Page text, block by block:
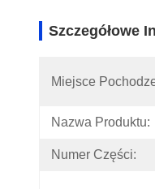
Szczegółowe
Miejsce
Nazwa Produktu:
Numer Części: